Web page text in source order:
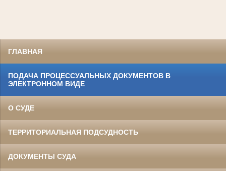
ГЛАВНАЯ
ПОДАЧА ПРОЦЕССУАЛЬНЫХ ДОКУМЕНТОВ В
ЭЛЕКТРОННОМ ВИДЕ
О СУДЕ
ТЕРРИТОРИАЛЬНАЯ ПОДСУДНОСТЬ
ДОКУМЕНТЫ СУДА